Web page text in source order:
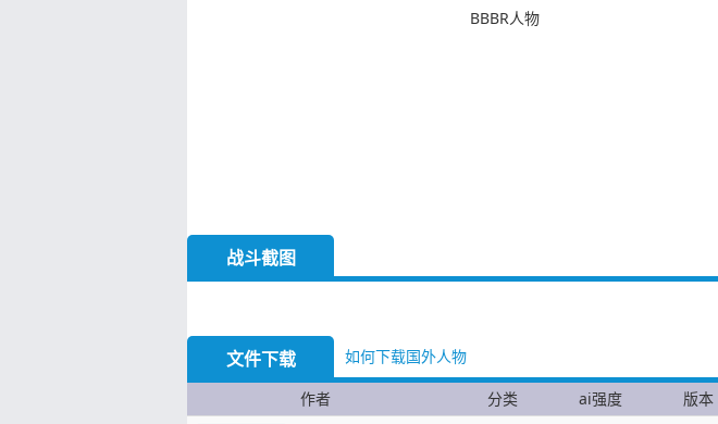
BBBR人物
战斗截图
文件下载 如何下载国外人物
作者 分类 ai强度 版本